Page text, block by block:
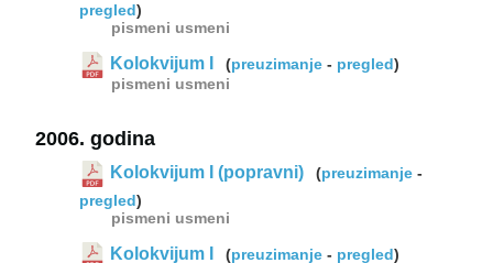
pregled)
pismeni usmeni
Kolokvijum I (preuzimanje - pregled)
pismeni usmeni
2006. godina
Kolokvijum I (popravni) (preuzimanje -
pregled)
pismeni usmeni
Kolokvijum I (preuzimanje - pregled)